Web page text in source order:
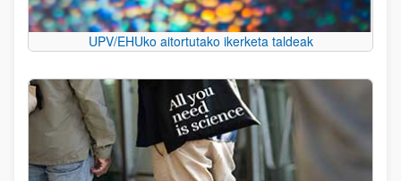
UPV/EHUko aitortutako ikerketa taldeak